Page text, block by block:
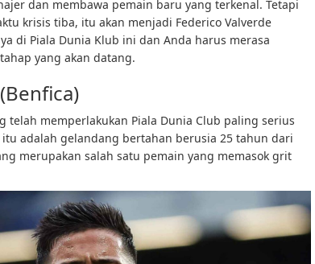
dan membawa pemain baru yang terkenal. Tetapi
krisis tiba, itu akan menjadi Federico Valverde
di Piala Dunia Klub ini dan Anda harus merasa
yang akan datang.
telah memperlakukan Piala Dunia Club paling serius
adalah gelandang bertahan berusia 25 tahun dari
merupakan salah satu pemain yang memasok grit